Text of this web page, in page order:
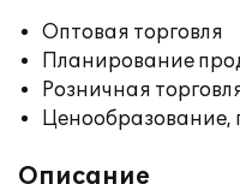
Оптовая торговля
Планирование
Розничная
Ценообразование,
Описание